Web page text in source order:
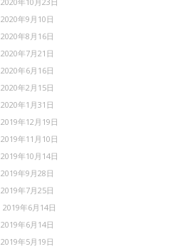
2020年9月10日
2020年8月16日
2020年7月21日
2020年6月16日
2020年2月15日
2020年1月31日
2019年12月19日
2019年11月10日
2019年10月14日
2019年9月28日
2019年7月25日
2019年6月14日
2019年6月14日
2019年5月19日